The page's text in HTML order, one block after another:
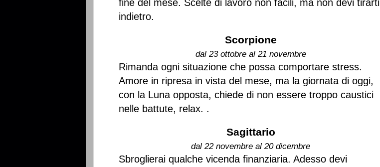
fine del mese. Scelte di lavoro non facili, ma non devi tirarti
indietro.
Scorpione
dal 23 ottobre al 21 novembre
Rimanda ogni situazione che possa comportare stress.
Amore in ripresa in vista del mese, ma la giornata di oggi,
con la Luna opposta, chiede di non essere troppo caustici
nelle battute, relax. .
Sagittario
dal 22 novembre al 20 dicembre
Sbroglierai qualche vicenda finanziaria. Adesso devi